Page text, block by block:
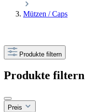
Mützen / Caps
Produkte filtern
Produkte filtern
Preis